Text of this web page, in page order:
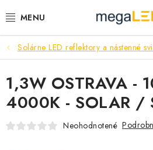
na
PRIEMYSEL
SVIETIDLÁ
ŽIAROVKY A TRUBICE
Solárne LED reflektory a nástenné
1,3W OSTRAVA -
4000K - SOLAR /
Neohodnotené